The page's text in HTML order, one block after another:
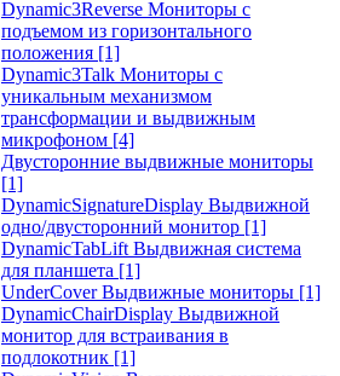
Dynamic3Reverse Мониторы с
подъемом из горизонтального
положения [1]
Dynamic3Talk Мониторы с
уникальным механизмом
трансформации и выдвижным
микрофоном [4]
Двусторонние выдвижные мониторы
[1]
DynamicSignatureDisplay Выдвижной
одно/двусторонний монитор [1]
DynamicTabLift Выдвижная система
для планшета [1]
UnderCover Выдвижные мониторы [1]
DynamicChairDisplay Выдвижной
монитор для встраивания в
подлокотник [1]